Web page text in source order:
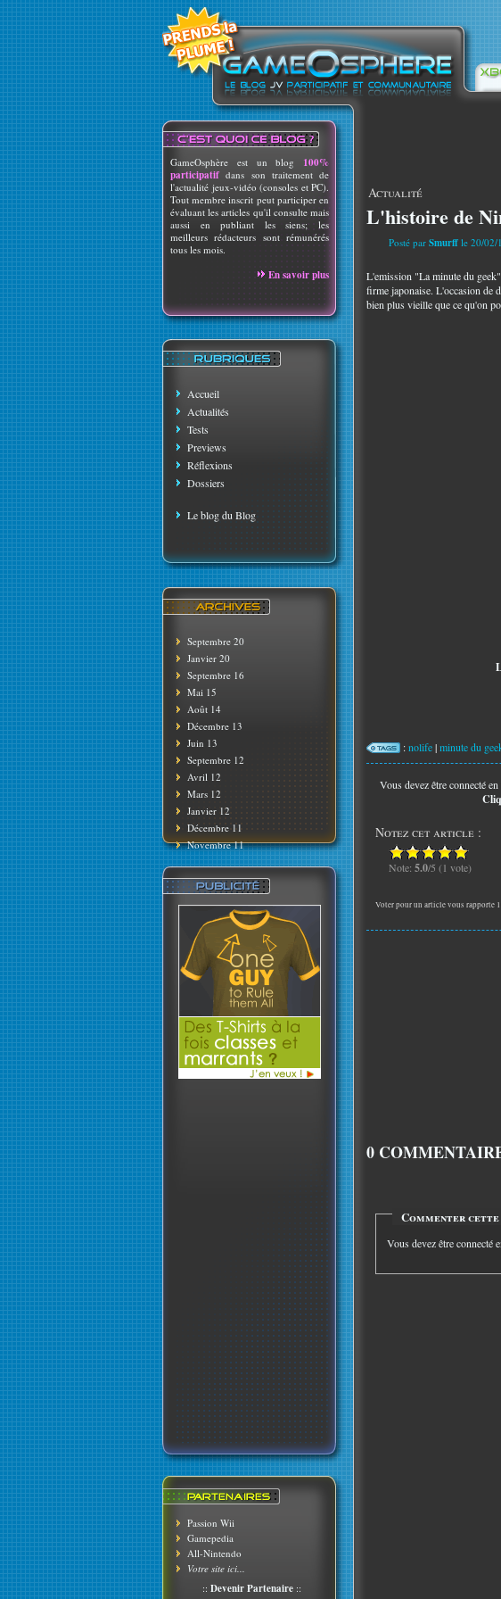
GameOsphère est un blog 100%
participatif dans son traitement de
l'actualité jeux-vidéo (consoles et PC).
Tout membre inscrit peut participer en
évaluant les articles qu'il consulte mais
aussi en publiant les siens; les
meilleurs rédacteurs sont rémunérés
tous les mois.
En savoir plus
Accueil
Actualités
Tests
Previews
Réflexions
Dossiers
Le blog du Blog
Septembre 20
Janvier 20
Septembre 16
Mai 15
Août 14
Décembre 13
Juin 13
Septembre 12
Avril 12
Mars 12
Janvier 12
Décembre 11
Novembre 11
Passion Wii
Gamepedia
All-Nintendo
Votre site ici...
:: Devenir Partenaire ::
Actualité
L'histoire de
Posté par Smurff le 20/02/
L'emission "La minute du
firme japonaise. L'occasion de
bien plus vieille que ce qu'on
:nolife|minute du
Vous devez être connecté
Notez cet article :
Note: 5.0/5 (1 vote)
Voter pour un article vous rapporte
0
Commenter cette
Vous devez être connecté